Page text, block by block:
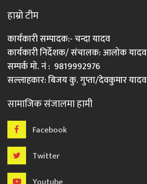
हाम्रो टीम
कार्यकारी सम्पादक:- चन्दा यादव
कार्यकारी निर्देशक/ संचालक: आलोक यादव
सम्पर्क मो. नं : 9819992976
सल्लाहकार: बिजय कु. गुप्ता/देवकुमार यादव
सामाजिक संजालमा हामी
Facebook
Twitter